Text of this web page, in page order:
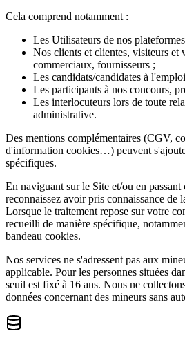
Cela comprend notamment :
Les Utilisateurs de nos
Nos clients et clientes, visiteurs et
commerciaux, fournisseurs ;
Les candidats/candidates à
Les participants à nos concours,
Les interlocuteurs lors de toute
administrative.
Des mentions complémentaires (CGV,
d'information cookies…) peuvent
spécifiques.
En naviguant sur le Site et/ou en passant
reconnaissez avoir pris connaissance de
Lorsque le traitement repose sur votre
recueilli de manière spécifique,
bandeau cookies.
Nos services ne s'adressent pas aux
applicable. Pour les personnes situées
seuil est fixé à 16 ans. Nous ne
données concernant des mineurs sans